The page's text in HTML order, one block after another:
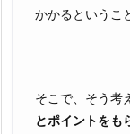
かかるというこ
そこで、そう考
とポイントをも